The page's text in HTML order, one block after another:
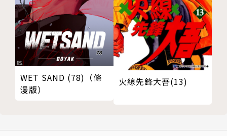
WET SAND (78)（條
漫版）
火線先鋒大吾(13)